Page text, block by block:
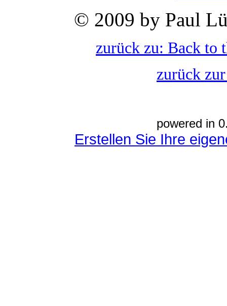
© 2009 by Paul
zurück zu: Back to
zurück
powered in
Erstellen Sie Ihre